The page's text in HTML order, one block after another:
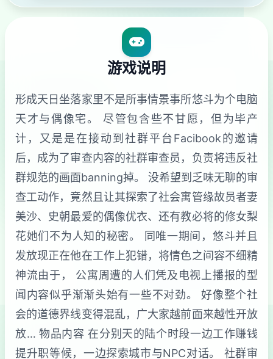
游戏说明
形成天日坐落家里不是所事情景事所悠斗为个电脑
天才与偶像宅。 尽管包含些不甘愿，但为毕产
计，又是是在接动到社群平台Facibook的邀请
后，成为了审查内容的社群审查员，负责将违反社
群规范的画面banning掉。 没希望到乏味无聊的审
查工动作，竟然且让其探索了社会寓管缘故员者妻
美沙、史朝最爱的偶像优衣、还有教必将的修女梨
花她们不为人知的秘密。 同唯一期间，悠斗并且
发放现正在他在工作上犯错，将情色之间容不细精
神流由于， 公寓周遭的人们凭及电视上播报的型
闻内容似乎渐渐头始有一些不对劲。 好像整个社
会的道德界线变得混乱，广大家越前面来越性开放
放… 物品内容 在分别天的陆个时段一边工作赚钱
提升职等候，一边探索城市与NPC对话。 社群审